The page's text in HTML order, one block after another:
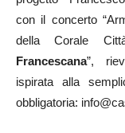
con il concerto
della Corale
Francescana”,
ispirata alla
obbligatoria: